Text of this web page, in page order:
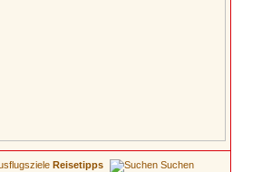
Reisetipps
Suchen